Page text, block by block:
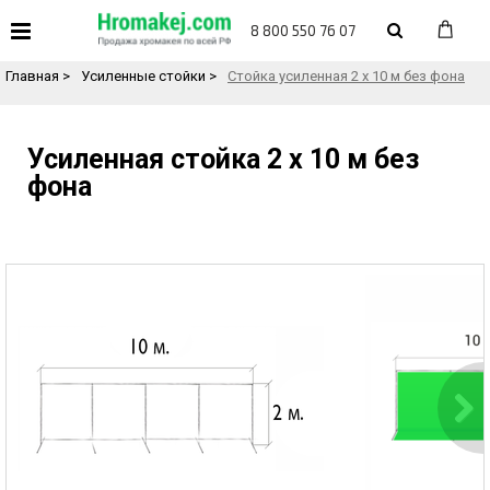
8 800 550 76 07
Назад в каталог товаров
Главная > Усиленные стойки > Стойка усиленная 2 х 10 м без фона
Усиленная стойка 2 х 10 м без
фона